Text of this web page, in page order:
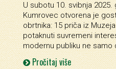
U subotu 10. svibnja
Kumrovec otvorena je
obrtnika: 15 priča iz
potaknuti suvremeni
modernu publiku ne samo
Pročitaj više